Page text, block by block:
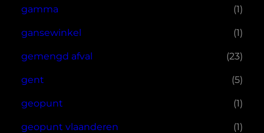
gamma (1)
gansewinkel (1)
gemengd afval (23)
gent (5)
geopunt (1)
geopunt vlaanderen (1)